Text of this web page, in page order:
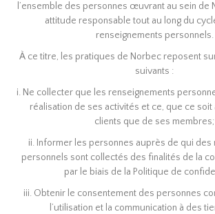
l’ensemble des personnes œuvrant au sein de
attitude responsable tout au long du
renseignements personnels.
À ce titre, les pratiques de Norbec reposent
suivants :
i. Ne collecter que les renseignements
réalisation de ses activités et ce, que ce soit
clients que de ses membres;
ii. Informer les personnes auprès de qui des
personnels sont collectés des finalités de la
par le biais de la Politique de
iii. Obtenir le consentement des personnes
l’utilisation et la communication à des